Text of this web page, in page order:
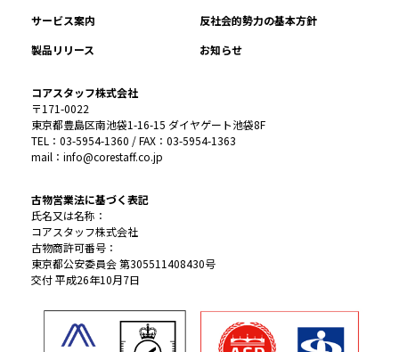
サービス案内
反社会的勢力の基本方針
製品リリース
お知らせ
コアスタッフ株式会社
〒171-0022
東京都豊島区南池袋1-16-15 ダイヤゲート池袋8F
TEL：03-5954-1360 / FAX：03-5954-1363
mail：info@corestaff.co.jp
古物営業法に基づく表記
氏名又は名称：
コアスタッフ株式会社
古物商許可番号：
東京都公安委員会 第305511408430号
交付 平成26年10月7日